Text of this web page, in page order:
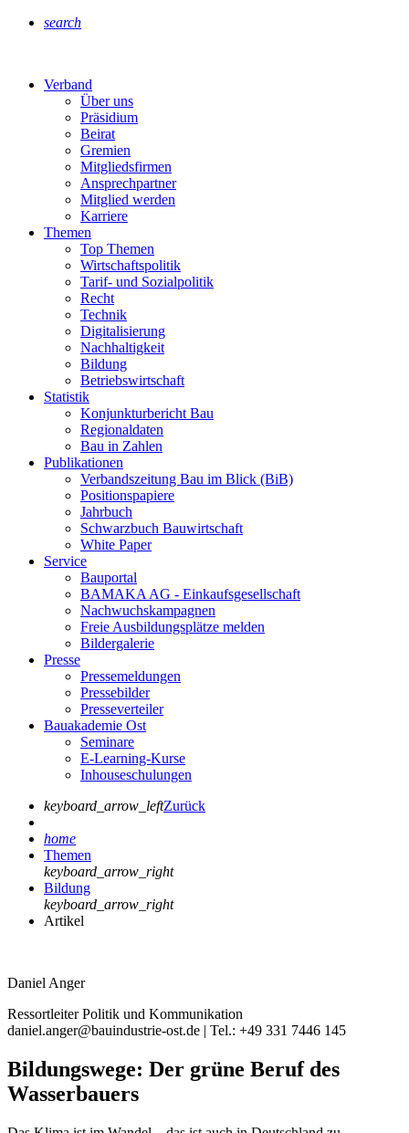
search
Verband
Über uns
Präsidium
Beirat
Gremien
Mitgliedsfirmen
Ansprechpartner
Mitglied werden
Karriere
Themen
Top Themen
Wirtschaftspolitik
Tarif- und Sozialpolitik
Recht
Technik
Digitalisierung
Nachhaltigkeit
Bildung
Betriebswirtschaft
Statistik
Konjunkturbericht Bau
Regionaldaten
Bau in Zahlen
Publikationen
Verbandszeitung Bau im Blick (BiB)
Positionspapiere
Jahrbuch
Schwarzbuch Bauwirtschaft
White Paper
Service
Bauportal
BAMAKA AG - Einkaufsgesellschaft
Nachwuchskampagnen
Freie Ausbildungsplätze melden
Bildergalerie
Presse
Pressemeldungen
Pressebilder
Presseverteiler
Bauakademie Ost
Seminare
E-Learning-Kurse
Inhouseschulungen
keyboard_arrow_leftZurück
home
Themen
keyboard_arrow_right
Bildung
keyboard_arrow_right
Artikel
Daniel Anger
Ressortleiter Politik und Kommunikation
daniel.anger@bauindustrie-ost.de | Tel.: +49 331 7446 145
Bildungswege: Der grüne Beruf des
Wasserbauers